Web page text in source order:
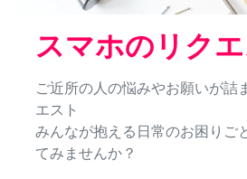
スマホのリクエ
ご近所の人の悩みやお願いが詰
エスト
みんなが抱える日常のお困りご
てみませんか？